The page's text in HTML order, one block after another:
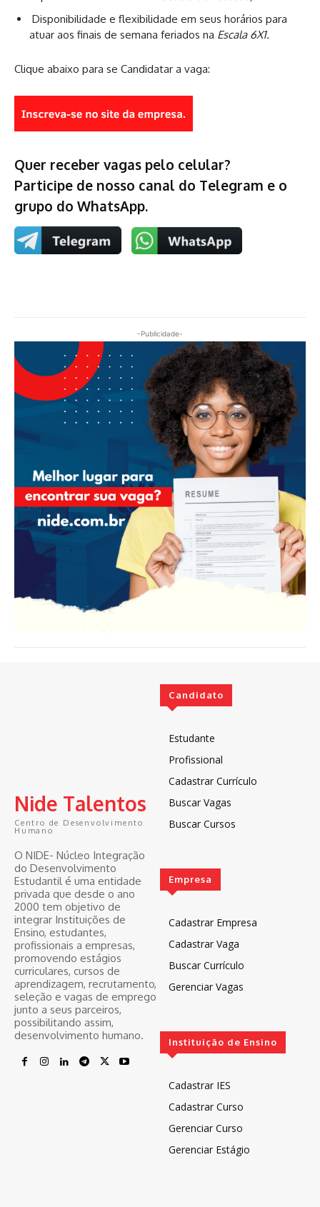
Disponibilidade e flexibilidade em seus horários para
atuar aos finais de semana feriados na Escala 6X1.
Clique abaixo para se Candidatar a vaga:
Quer receber vagas pelo celular?
Participe de nosso canal do Telegram e o
grupo do WhatsApp.
-Publicidade-
Nide Talentos
Centro de Desenvolvimento
Humano
O NIDE- Núcleo Integração
do Desenvolvimento
Estudantil é uma entidade
privada que desde o ano
2000 tem objetivo de
integrar Instituições de
Ensino, estudantes,
profissionais a empresas,
promovendo estágios
curriculares, cursos de
aprendizagem, recrutamento,
seleção e vagas de emprego
junto a seus parceiros,
possibilitando assim,
desenvolvimento humano.
Candidato
Estudante
Profissional
Cadastrar Currículo
Buscar Vagas
Buscar Cursos
Empresa
Cadastrar Empresa
Cadastrar Vaga
Buscar Currículo
Gerenciar Vagas
Instituição de Ensino
Cadastrar IES
Cadastrar Curso
Gerenciar Curso
Gerenciar Estágio